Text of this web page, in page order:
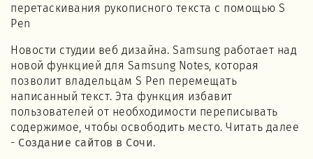
перетаскивания рукописного текста с помощью S
Pen
Новости студии веб дизайна. Samsung работает над
новой функцией для Samsung Notes, которая
позволит владельцам S Pen перемещать
написанный текст. Эта функция избавит
пользователей от необходимости переписывать
содержимое, чтобы освободить место. Читать далее
- Создание сайтов в Сочи.